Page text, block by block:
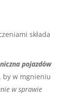
składa
pojazdów
by w mgnieniu
w sprawie